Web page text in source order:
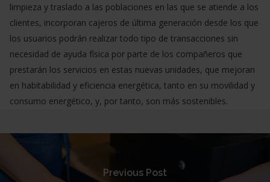
limpieza y traslado a las poblaciones en las que se atiende a los
clientes, incorporan cajeros de última generación desde los que
los usuarios podrán realizar todo tipo de transacciones sin
necesidad de ayuda física por parte de los compañeros que
prestarán los servicios en estas nuevas unidades, que mejoran
en habitabilidad y eficiencia energética, tanto en su movilidad y
consumo energético, y, por tanto, son más sostenibles.
Previous Post